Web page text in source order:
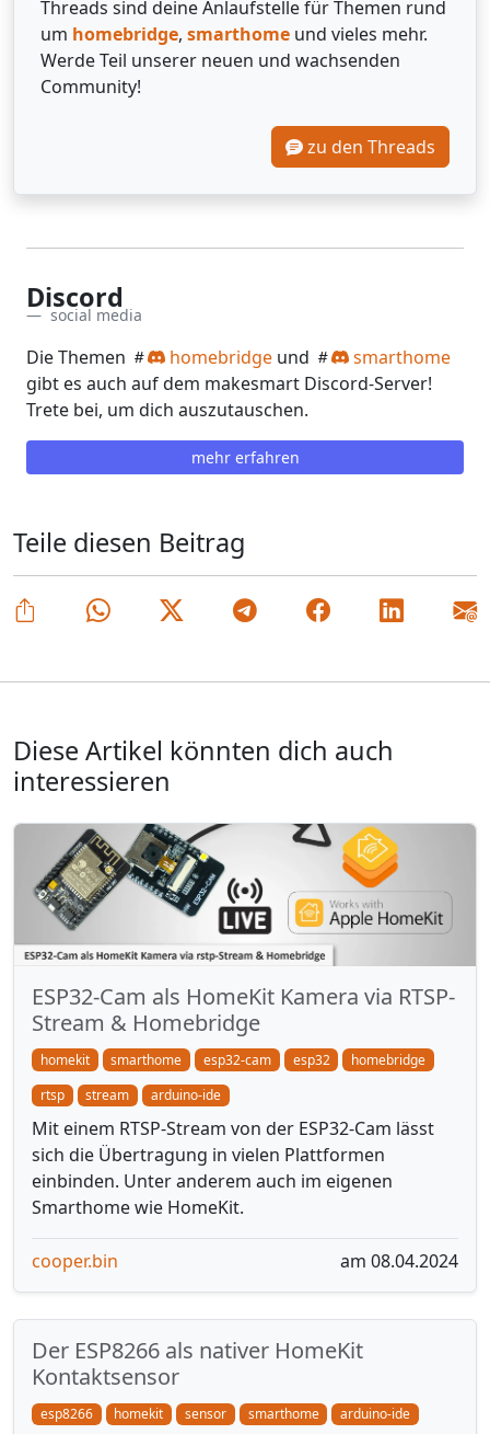
Threads sind deine Anlaufstelle für Themen rund
um homebridge, smarthome und vieles mehr.
Werde Teil unserer neuen und wachsenden
Community!
zu den Threads
Discord
social media
Die Themen homebridge und
smarthome
gibt es auch auf dem makesmart Discord-Server!
Trete bei, um dich auszutauschen.
mehr erfahren
Teile diesen Beitrag
Diese Artikel könnten dich auch
interessieren
ESP32-Cam als HomeKit Kamera via RTSP-
Stream & Homebridge
homekit smarthome esp32-cam esp32
homebridge
rtsp
stream arduino-ide
Mit einem RTSP-Stream von der ESP32-Cam lässt
sich die Übertragung in vielen Plattformen
einbinden. Unter anderem auch im eigenen
Smarthome wie HomeKit.
cooper.bin am 08.04.2024
Der ESP8266 als nativer HomeKit
Kontaktsensor
esp8266 homekit sensor smarthome arduino-ide